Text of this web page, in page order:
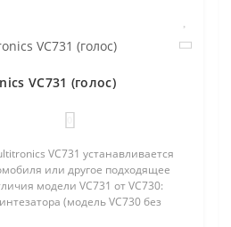
VC731 (голос)
VC731 устанавливается
или другое подходящее
модели VC731 от VC730:
(модель VC730 без